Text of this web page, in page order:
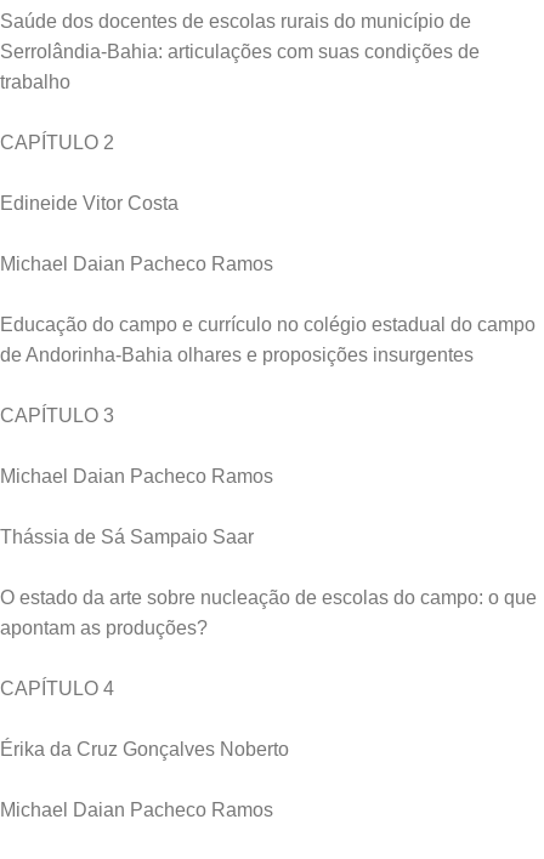
Saúde dos docentes de escolas rurais do município de
Serrolândia-Bahia: articulações com suas condições de
trabalho
CAPÍTULO 2
Edineide Vitor Costa
Michael Daian Pacheco Ramos
Educação do campo e currículo no colégio estadual do campo
de Andorinha-Bahia olhares e proposições insurgentes
CAPÍTULO 3
Michael Daian Pacheco Ramos
Thássia de Sá Sampaio Saar
O estado da arte sobre nucleação de escolas do campo: o que
apontam as produções?
CAPÍTULO 4
Érika da Cruz Gonçalves Noberto
Michael Daian Pacheco Ramos